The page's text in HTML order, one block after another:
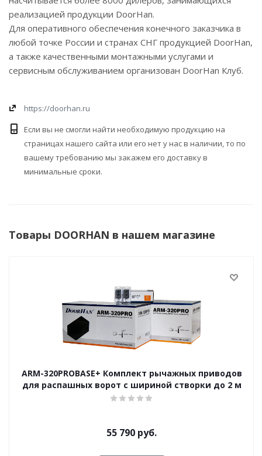
реализацией продукции DoorHan.
Для оперативного обеспечения конечного заказчика в
любой точке России и странах СНГ продукцией DoorHan,
а также качественными монтажными услугами и
сервисным обслуживанием организован DoorHan Клуб.
https://doorhan.ru
Если вы не смогли найти необходимую продукцию на
страницах нашего сайта или его нет у нас в наличии, то по
вашему требованию мы закажем его доставку в
минимальные сроки.
Товары DOORHAN в нашем магазине
ARM-320PROBASE+ Комплект рычажных приводов
для распашных ворот с шириной створки до 2 м
55 790 руб.